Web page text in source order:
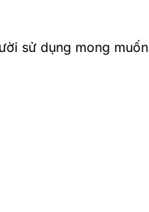
sử dụng mong muốn